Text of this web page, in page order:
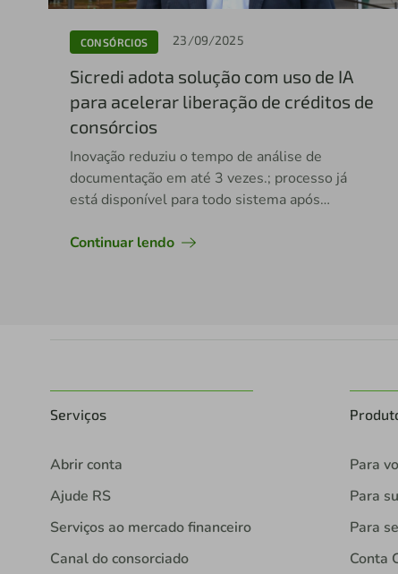
CONSÓRCIOS 23/09/2025
Sicredi adota solução com uso de IA
para acelerar liberação de créditos de
consórcios
Inovação reduziu o tempo de análise de
documentação em até 3 vezes.; processo já
está disponível para todo sistema após
Continuar lendo
Serviços
Abrir conta
Ajude RS
Serviços ao mercado financeiro
Canal do consorciado
Para
Para
Para
Conta